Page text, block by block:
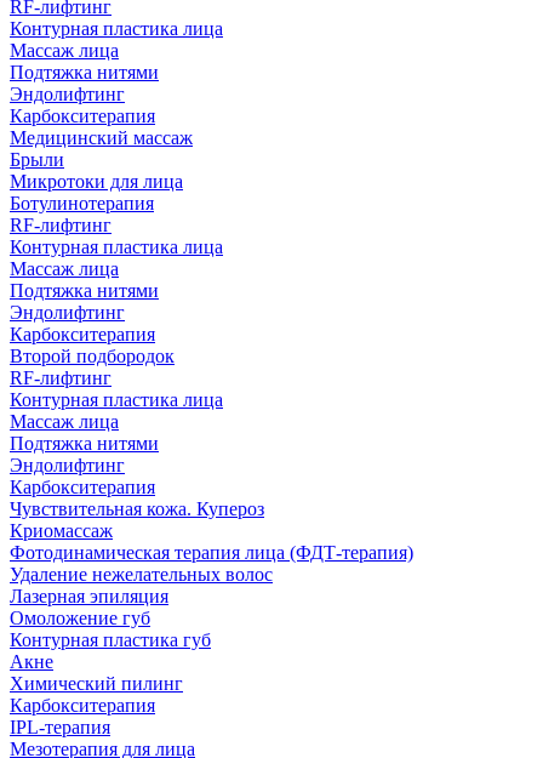
RF-лифтинг
Контурная пластика лица
Массаж лица
Подтяжка нитями
Эндолифтинг
Карбокситерапия
Медицинский массаж
Брыли
Микротоки для лица
Ботулинотерапия
RF-лифтинг
Контурная пластика лица
Массаж лица
Подтяжка нитями
Эндолифтинг
Карбокситерапия
Второй подбородок
RF-лифтинг
Контурная пластика лица
Массаж лица
Подтяжка нитями
Эндолифтинг
Карбокситерапия
Чувствительная кожа. Купероз
Криомассаж
Фотодинамическая терапия лица (ФДТ-терапия)
Удаление нежелательных волос
Лазерная эпиляция
Омоложение губ
Контурная пластика губ
Акне
Химический пилинг
Карбокситерапия
IPL‑терапия
Мезотерапия для лица